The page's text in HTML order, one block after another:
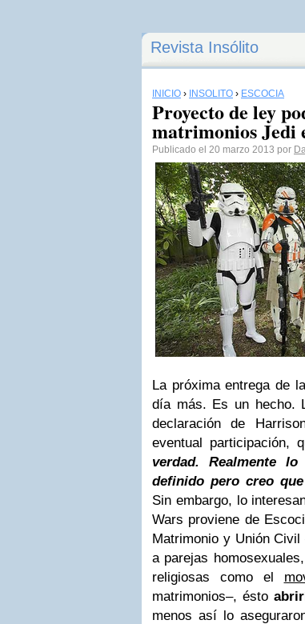
Revista Insólito
INICIO › INSÓLITO › ESCOCIA
Proyecto de ley
matrimonios Jedi
Publicado el 20 marzo 2013 por
La próxima entrega de
día más. Es un hecho.
declaración de
eventual participación,
verdad. Realmente
definido pero creo
Sin embargo, lo
Wars proviene de
Matrimonio y Unión
a parejas
religiosas como el
matrimonios–, ésto
menos así lo